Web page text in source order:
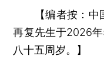
【编者按： 中
再复先生于2026
八十五周岁。】